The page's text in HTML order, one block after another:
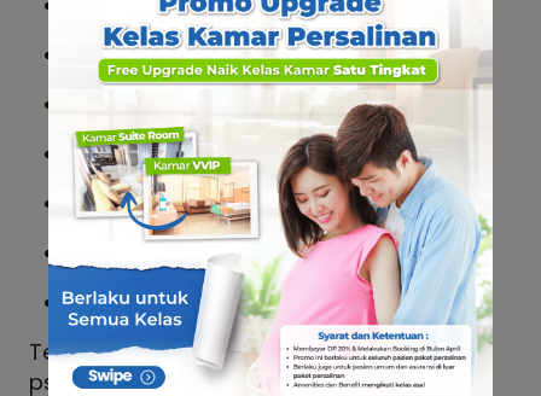
Depresi
Gangguan tidur (insomnia)
Skizofrenia
Gangguan bipolar
Sindrom kelelahan kronis
Penyakit Parkinson
Tentunya, semua penggunaan
psikotropika harus berdasarkan